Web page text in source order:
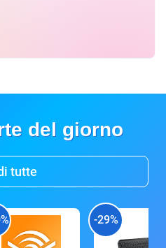
del giorno
tutte
-29%